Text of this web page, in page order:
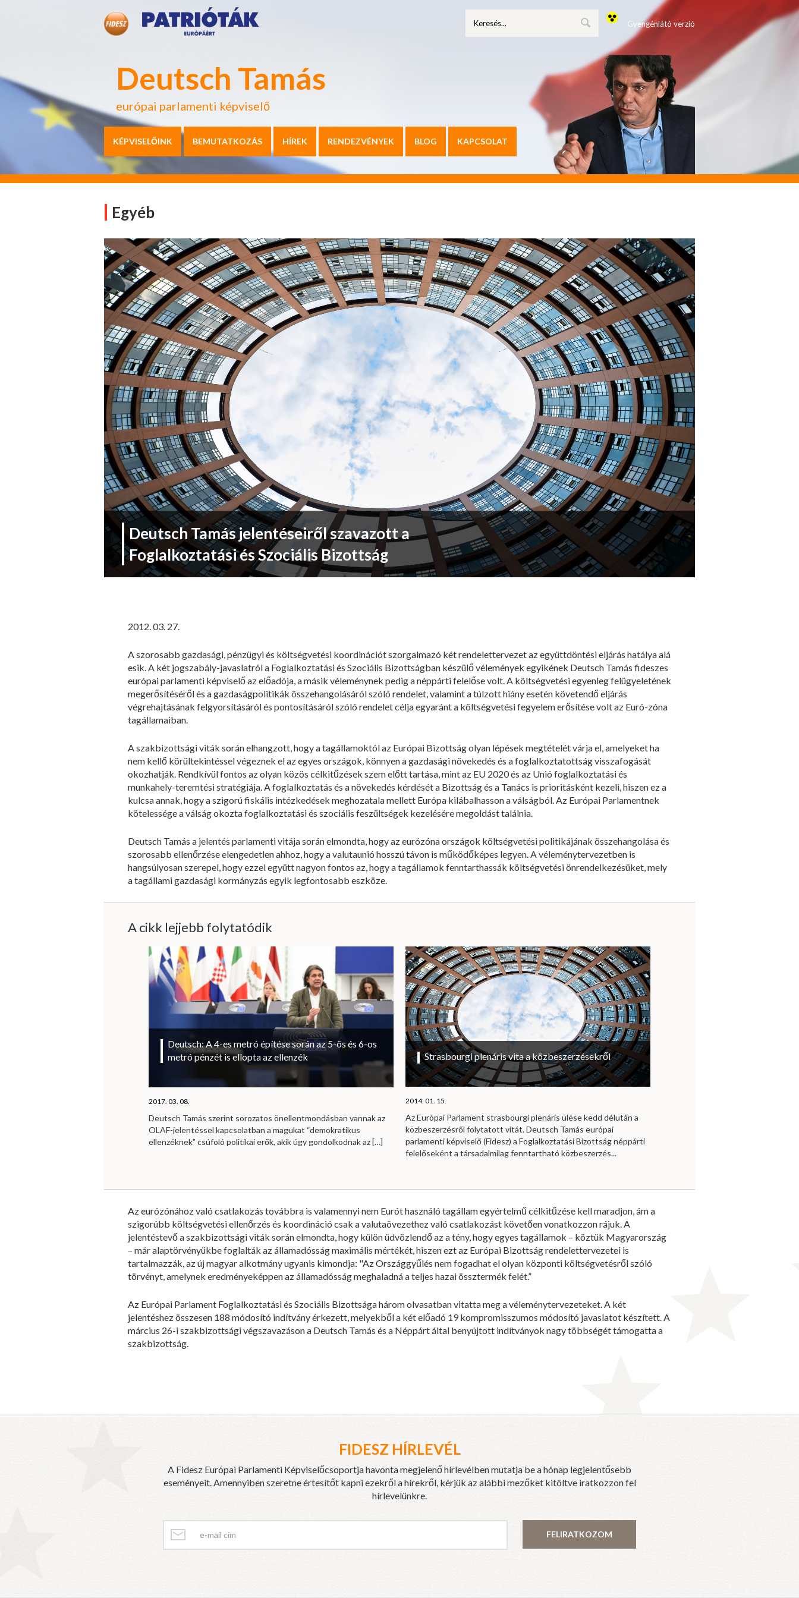
Deutsch Tamás
európai parlamenti képviselő
Gyengénlátó verzió
KÉPVISELŐINK BEMUTATKOZÁS HÍREK RENDEZVÉNYEK BLOG KAPCSOLAT
Egyéb
Deutsch Tamás jelentéseiről szavazott a
Foglalkoztatási és Szociális Bizottság
2012. 03. 27.
A szorosabb gazdasági, pénzügyi és költségvetési koordinációt szorgalmazó két rendelettervezet az együttdöntési eljárás hatálya alá
esik. A két jogszabály-javaslatról a Foglalkoztatási és Szociális Bizottságban készülő vélemények egyikének Deutsch Tamás fideszes
európai parlamenti képviselő az előadója, a másik véleménynek pedig a néppárti felelőse volt. A költségvetési egyenleg felügyeletének
megerősítéséről és a gazdaságpolitikák összehangolásáról szóló rendelet, valamint a túlzott hiány esetén követendő eljárás
végrehajtásának felgyorsításáról és pontosításáról szóló rendelet célja egyaránt a költségvetési fegyelem erősítése volt az Euró-zóna
tagállamaiban.
A szakbizottsági viták során elhangzott, hogy a tagállamoktól az Európai Bizottság olyan lépések megtételét várja el, amelyeket ha
nem kellő körültekintéssel végeznek el az egyes országok, könnyen a gazdasági növekedés és a foglalkoztatottság visszafogását
okozhatják. Rendkívül fontos az olyan közös célkitűzések szem előtt tartása, mint az EU 2020 és az Unió foglalkoztatási és
munkahely-teremtési stratégiája. A foglalkoztatás és a növekedés kérdését a Bizottság és a Tanács is prioritásként kezeli, hiszen ez a
kulcsa annak, hogy a szigorú fiskális intézkedések meghozatala mellett Európa kilábalhasson a válságból. Az Európai Parlamentnek
kötelessége a válság okozta foglalkoztatási és szociális feszültségek kezelésére megoldást találnia.
Deutsch Tamás a jelentés parlamenti vitája során elmondta, hogy az eurózóna országok költségvetési politikájának összehangolása és
szorosabb ellenőrzése elengedetlen ahhoz, hogy a valutaunió hosszú távon is működőképes legyen. A véleménytervezetben is
hangsúlyosan szerepel, hogy ezzel együtt nagyon fontos az, hogy a tagállamok fenntarthassák költségvetési önrendelkezésüket, mely
a tagállami gazdasági kormányzás egyik legfontosabb eszköze.
A cikk lejjebb folytatódik
Deutsch: A 4-es metró építése során az 5-ös és 6-os
metró pénzét is ellopta az ellenzék
2017. 03. 08.
Deutsch Tamás szerint sorozatos önellentmondásban vannak az
OLAF-jelentéssel kapcsolatban a magukat “demokratikus
ellenzéknek” csúfoló politikai erők, akik úgy gondolkodnak az[…]
Strasbourgi plenáris vita a közbeszerzésekről
2014. 01. 15.
Az Európai Parlament strasbourgi plenáris ülése kedd délután a
közbeszerzésről folytatott vitát. Deutsch Tamás európai
parlamenti képviselő (Fidesz) a Foglalkoztatási Bizottság néppárti
felelőseként a társadalmilag fenntartható közbeszerzés...
Az eurózónához való csatlakozás továbbra is valamennyi nem Eurót használó tagállam egyértelmű célkitűzése kell maradjon, ám a
szigorúbb költségvetési ellenőrzés és koordináció csak a valutaövezethez való csatlakozást követően vonatkozzon rájuk. A
jelentéstevő a szakbizottsági viták során elmondta, hogy külön üdvözlendő az a tény, hogy egyes tagállamok – köztük Magyarország
– már alaptörvényükbe foglalták az államadósság maximális mértékét, hiszen ezt az Európai Bizottság rendelettervezetei is
tartalmazzák, az új magyar alkotmány ugyanis kimondja: "Az Országgyűlés nem fogadhat el olyan központi költségvetésről szóló
törvényt, amelynek eredményeképpen az államadósság meghaladná a teljes hazai össztermék felét.”
Az Európai Parlament Foglalkoztatási és Szociális Bizottsága három olvasatban vitatta meg a véleménytervezeteket. A két
jelentéshez összesen 188 módosító indítvány érkezett, melyekből a két előadó 19 kompromisszumos módosító javaslatot készített. A
március 26-i szakbizottsági végszavazáson a Deutsch Tamás és a Néppárt által benyújtott indítványok nagy többségét támogatta a
szakbizottság.
FIDESZ HÍRLEVÉL
A Fidesz Európai Parlamenti Képviselőcsoportja havonta megjelenő hírlevélben mutatja be a hónap legjelentősebb
eseményeit. Amennyiben szeretne értesítőt kapni ezekről a hírekről, kérjük az alábbi mezőket kitöltve iratkozzon fel
hírlevelünkre.
FELIRATKOZOM